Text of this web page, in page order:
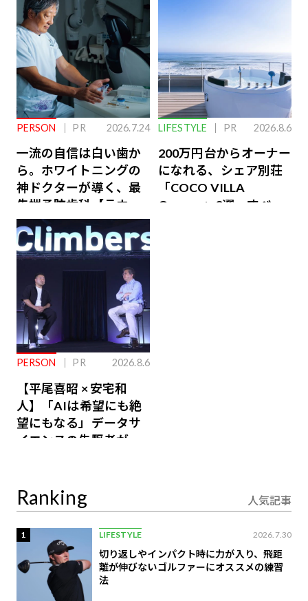
PERSON PR 2026.7.24
一流の自信は白い歯か
ら。ホワイトニングの
神ドクターが導く、最
先端予防歯科【ラウン
ジ会員特典あり】
LIFESTYLE PR 2026.8.6
200万円台からオーナー
になれる、シェア別荘
「COCO VILLA
Owners」3選。すべて
PERSON PR 2026.8.6
【平尾喜昭 × 安宅和
人】「AIは希望にも絶
望にもなる」データサ
イエンスの先駆者が語
Ranking 人気記事
1 LIFESTYLE 2026.7.30
切り返しやインパクト時に力が入り、飛距
離が伸びないゴルファーにオススメの練習
法